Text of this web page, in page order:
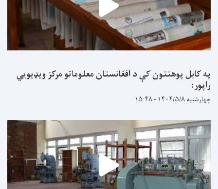
په کابل پوهنتون کې د افغانستان معلوماتو مرکز ویډیويي
راپور:
چهارشنبه ۱۴۰۴/۵/۸ - ۱۵:۴۸